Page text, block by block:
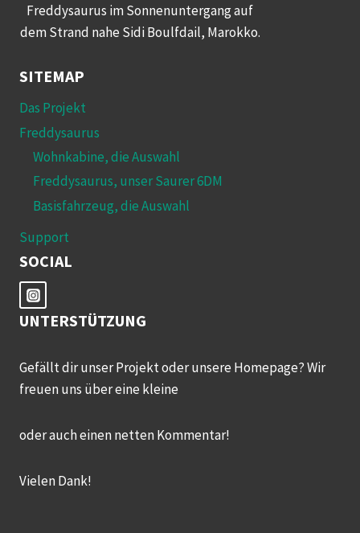
Freddysaurus im Sonnenuntergang auf
dem Strand nahe Sidi Boulfdail, Marokko.
SITEMAP
Das Projekt
Freddysaurus
Wohnkabine, die Auswahl
Freddysaurus, unser Saurer 6DM
Basisfahrzeug, die Auswahl
Support
SOCIAL
UNTERSTÜTZUNG
Gefällt dir unser Projekt oder unsere Homepage? Wir
freuen uns über eine kleine
oder auch einen netten Kommentar!
Vielen Dank!